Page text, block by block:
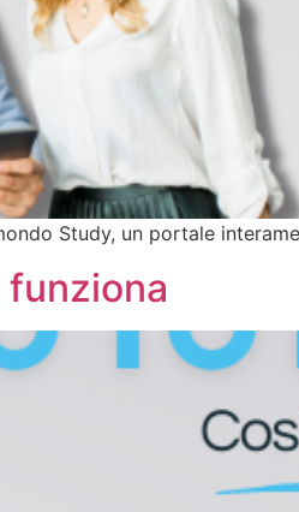
Study, un portale
funziona